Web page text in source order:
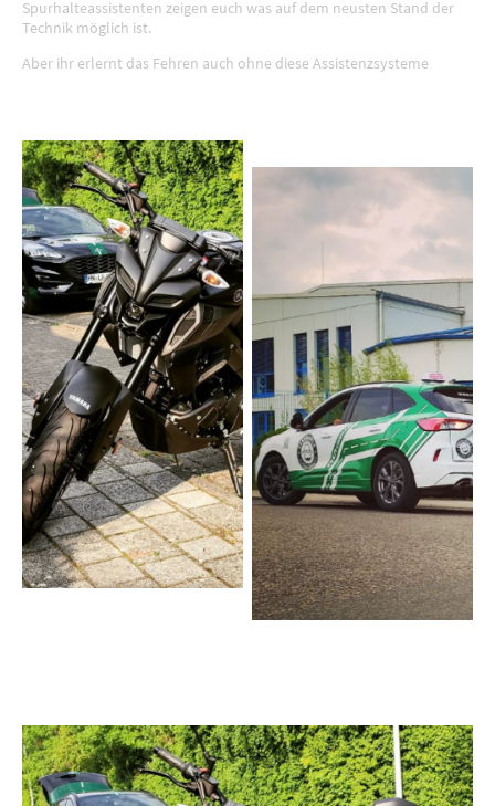
Spurhalteassistenten zeigen euch was auf dem neusten Stand der
Technik möglich ist.
Aber ihr erlernt das Fehren auch ohne diese Assistenzsysteme